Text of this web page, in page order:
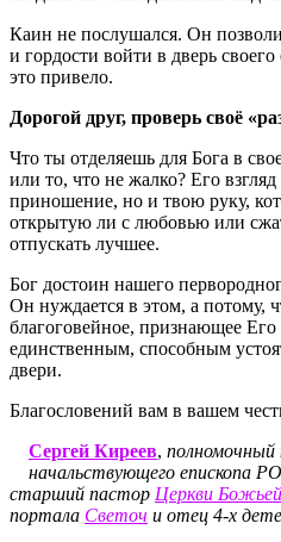
Каин не послушался. Он
и гордости войти в дверь
это привело.
Дорогой друг, проверь своё
Что ты отделяешь для Бога в
или то, что не жалко? Его
приношение, но и твою руку,
открытую ли с любовью или
отпускать лучшее.
Бог достоин нашего
Он нуждается в этом, а потому,
благоговейное, признающее Его
единственным, способным
двери.
Благословений вам в вашем
Сергей Киреев, полномочный
начальствующего епископа
старший пастор Церкви
портала Светоч и отец 4-х